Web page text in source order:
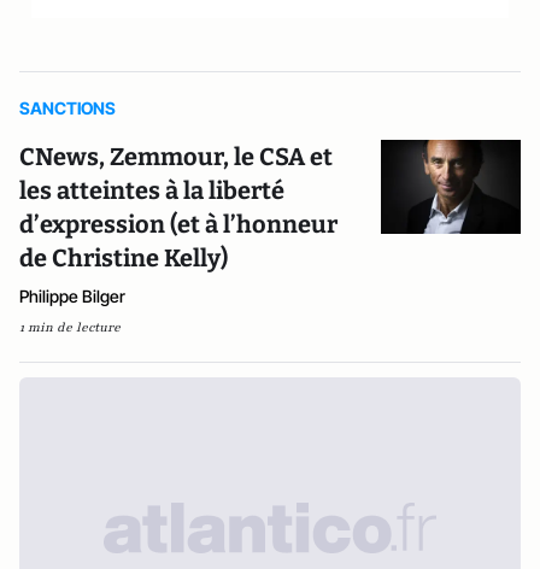
SANCTIONS
CNews, Zemmour, le CSA et
les atteintes à la liberté
d’expression (et à l’honneur
de Christine Kelly)
Philippe Bilger
1 min de lecture